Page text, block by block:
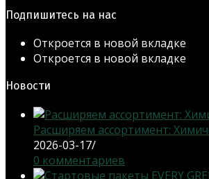
Подпишитесь на нас
Откроется в новой вкладке
Откроется в новой вкладке
Новости
Расширяем ассортимент:
2026-03-17/
0 комментариев